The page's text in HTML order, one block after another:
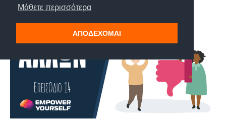
Μάθετε περισσότερα
ΑΠΟΔΕΧΟΜΑΙ